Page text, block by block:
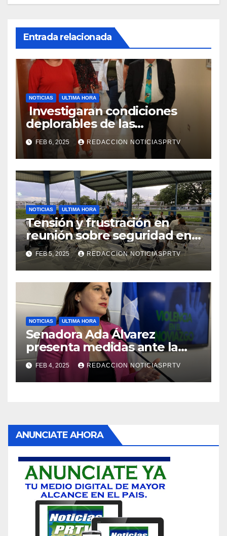
Entrada relacionada
NOTICIAS ULTIMA HORA
Investigaran condiciones
deplorables de las
facilidades el Departamento
de la Salud en Mayagüez
FEB 6, 2025 REDACCION NOTICIASPRTV
NOTICIAS ULTIMA HORA
Tensión y frustración en
reunión sobre seguridad en
Reparto Metropolitano
FEB 5, 2025 REDACCION NOTICIASPRTV
NOTICIAS ULTIMA HORA
Senadora Ada Álvarez
presenta medidas ante la
violencia en el noviazgo
FEB 4, 2025 REDACCION NOTICIASPRTV
ANUNCIATE AHORA